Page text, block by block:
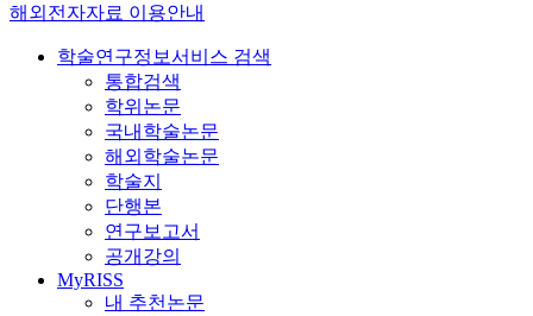
해외전자자료 이용안내
학술연구정보서비스 검색
통합검색
학위논문
국내학술논문
해외학술논문
학술지
단행본
연구보고서
공개강의
MyRISS
내 추천논문